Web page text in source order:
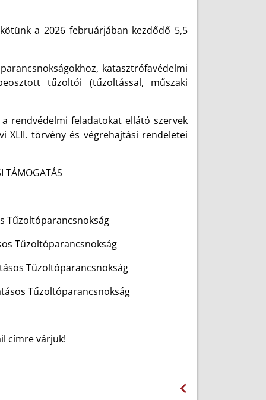
a 2026 februárjában kezdődő 5,5
katasztrófavédelmi
tűzoltói (tűzoltással, műszaki
rendvédelmi feladatokat ellátó szervek
XLII. törvény és végrehajtási rendeletei
TÁMOGATÁS
Tűzoltóparancsnokság
Tűzoltóparancsnokság
címre várjuk!